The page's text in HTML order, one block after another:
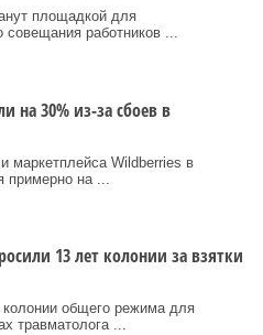
площадкой для
совещания работников ...
на 30% из-за сбоев в
маркетплейса Wildberries в
на ...
13 лет колонии за взятки
колонии общего режима для
травматолога ...